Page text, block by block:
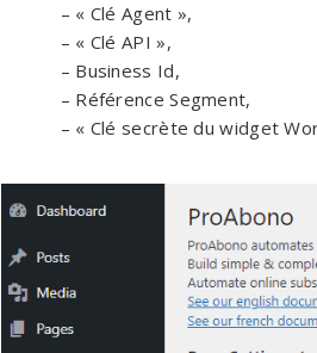
– « Clé Agent »,
– « Clé API »,
– Business Id,
– Référence Segment,
– « Clé secrète du widget